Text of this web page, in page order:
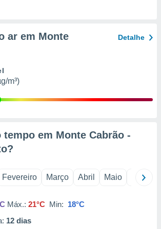
ar em Monte
Detalhe
m³)
tempo em Monte Cabrão -
?
Fevereiro Março Abril Maio Junho
Máx.: 21°C Min: 18°C
12 dias